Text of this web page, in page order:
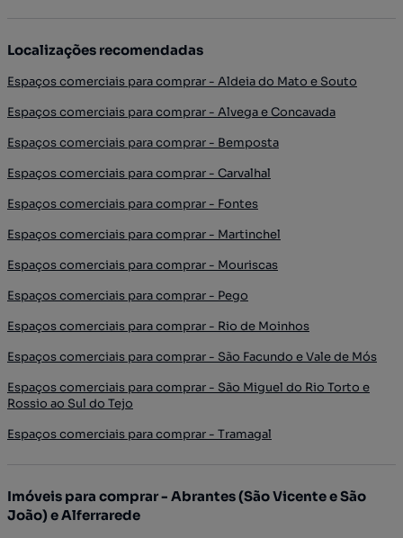
Localizações recomendadas
Espaços comerciais para comprar - Aldeia do Mato e Souto
Espaços comerciais para comprar - Alvega e Concavada
Espaços comerciais para comprar - Bemposta
Espaços comerciais para comprar - Carvalhal
Espaços comerciais para comprar - Fontes
Espaços comerciais para comprar - Martinchel
Espaços comerciais para comprar - Mouriscas
Espaços comerciais para comprar - Pego
Espaços comerciais para comprar - Rio de Moinhos
Espaços comerciais para comprar - São Facundo e Vale de Mós
Espaços comerciais para comprar - São Miguel do Rio Torto e
Rossio ao Sul do Tejo
Espaços comerciais para comprar - Tramagal
Imóveis para comprar - Abrantes (São Vicente e São
João) e Alferrarede